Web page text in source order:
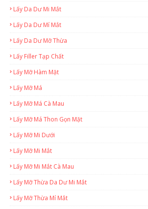
Lấy Da Dư Mi Mắt
Lấy Da Dư Mí Mắt
Lấy Da Dư Mỡ Thừa
Lấy Filler Tạp Chất
Lấy Mỡ Hàm Mặt
Lấy Mỡ Má
Lấy Mỡ Má Cà Mau
Lấy Mỡ Má Thon Gọn Mặt
Lấy Mỡ Mi Dưới
Lấy Mỡ Mi Mắt
Lấy Mỡ Mi Mắt Cà Mau
Lấy Mỡ Thừa Da Dư Mi Mắt
Lấy Mỡ Thừa Mí Mắt